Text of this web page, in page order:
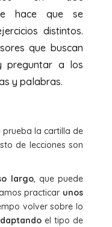
hace que se
distintos.
que buscan
preguntar a los
y palabras.
prueba la cartilla de
de lecciones son
largo, que puede
practicar unos
volver sobre lo
el tipo de